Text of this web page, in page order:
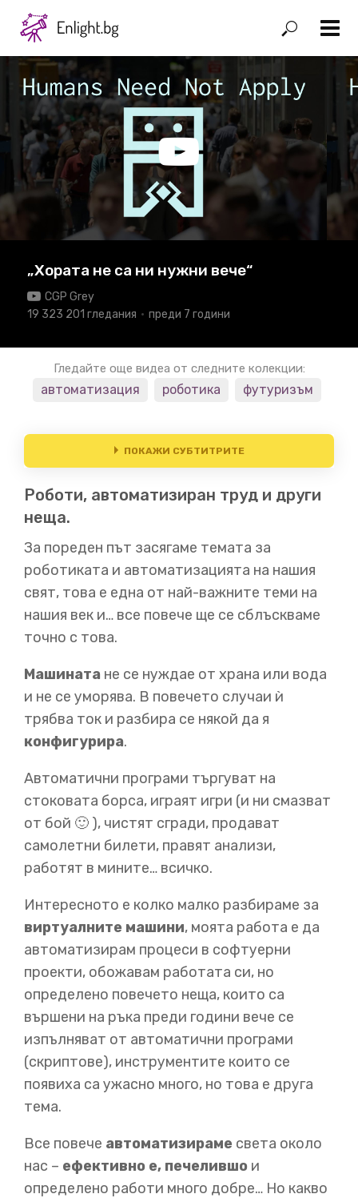
„Хората не са ни нужни вече“
CGP Grey
19 323 201 гледания
преди 7 години
Гледайте още видеа от следните колекции:
автоматизация роботика футуризъм
ПОКАЖИ СУБТИТРИТЕ
00:03
Всеки човек е трябвало да ловува или събира храна,
сме изобретявали инструменти, за да направим
работата си по-лесна. От пръчки, през плугове и
трактори сме миналипрез това всички да трябва да
произвеждат храна, до модерното земеделие, в
пак имаме изобилие на храна.
00:20
Последните няколко
физически труд. Това са механични мускули.
силни, по-надеждни, и по-неуморни от нашите
човешки мускули.И това е хубаво нещо. Замяната на
човешкия труд с механични мускули освобождава
хората да се специализират
00:38
и това прави всички хора да са по-добре - дори и
тези, които правят останалия физически труд. Така
растат икономикитеи стандартите на живот да се
подобряват.Някои хора са се специализирали да са
програмисти и инженери, чиято работа е да строят
са намалили търсенето на човешкия труд, така
правят и механичните умове.
Намаляват търсенето на умствения труд.
икономическа революция. Може би си мислите, че се е
случвало и преди, но не е.Този път е различно.
Роботи, автоматизиран труд и други
неща.
За пореден път засягаме темата за
роботиката и автоматизацията на нашия
свят, това е една от най-важните теми на
нашия век и… все повече ще се сблъскваме
точно с това.
Машината не се нуждае от храна или вода
и не се уморява. В повечето случаи ѝ
трябва ток и разбира се някой да я
конфигурира.
Автоматични програми търгуват на
стоковата борса, играят игри (и ни смазват
от бой 🙂 ), чистят сгради, продават
самолетни билети, правят анализи,
работят в мините… всичко.
Интересното е колко малко разбираме за
виртуалните машини, моята работа е да
автоматизирам процеси в софтуерни
проекти, обожавам работата си, но
определено повечето неща, които са
вършени на ръка преди години вече се
изпълняват от автоматични програми
(скриптове), инструментите които се
появиха са ужасно много, но това е друга
тема.
Все повече автоматизираме света около
нас – ефективно е, печелившо и
определено работи много добре… Но какво